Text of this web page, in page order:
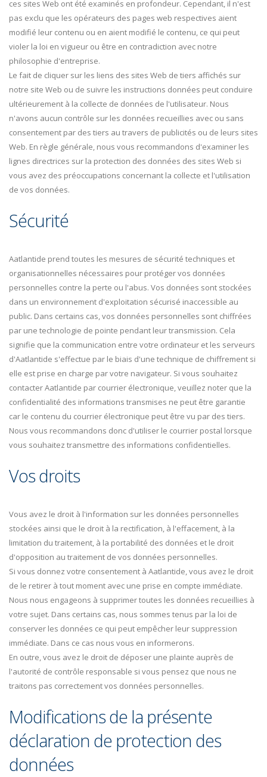
ces sites Web ont été examinés en profondeur. Cependant, il n'est
pas exclu que les opérateurs des pages web respectives aient
modifié leur contenu ou en aient modifié le contenu, ce qui peut
violer la loi en vigueur ou être en contradiction avec notre
philosophie d'entreprise.
Le fait de cliquer sur les liens des sites Web de tiers affichés sur
notre site Web ou de suivre les instructions données peut conduire
ultérieurement à la collecte de données de l'utilisateur. Nous
n'avons aucun contrôle sur les données recueillies avec ou sans
consentement par des tiers au travers de publicités ou de leurs sites
Web. En règle générale, nous vous recommandons d'examiner les
lignes directrices sur la protection des données des sites Web si
vous avez des préoccupations concernant la collecte et l'utilisation
de vos données.
Sécurité
Aatlantide prend toutes les mesures de sécurité techniques et
organisationnelles nécessaires pour protéger vos données
personnelles contre la perte ou l'abus. Vos données sont stockées
dans un environnement d'exploitation sécurisé inaccessible au
public. Dans certains cas, vos données personnelles sont chiffrées
par une technologie de pointe pendant leur transmission. Cela
signifie que la communication entre votre ordinateur et les serveurs
d'Aatlantide s'effectue par le biais d'une technique de chiffrement si
elle est prise en charge par votre navigateur. Si vous souhaitez
contacter Aatlantide par courrier électronique, veuillez noter que la
confidentialité des informations transmises ne peut être garantie
car le contenu du courrier électronique peut être vu par des tiers.
Nous vous recommandons donc d'utiliser le courrier postal lorsque
vous souhaitez transmettre des informations confidentielles.
Vos droits
Vous avez le droit à l'information sur les données personnelles
stockées ainsi que le droit à la rectification, à l'effacement, à la
limitation du traitement, à la portabilité des données et le droit
d'opposition au traitement de vos données personnelles.
Si vous donnez votre consentement à Aatlantide, vous avez le droit
de le retirer à tout moment avec une prise en compte immédiate.
Nous nous engageons à supprimer toutes les données recueillies à
votre sujet. Dans certains cas, nous sommes tenus par la loi de
conserver les données ce qui peut empêcher leur suppression
immédiate. Dans ce cas nous vous en informerons.
En outre, vous avez le droit de déposer une plainte auprès de
l'autorité de contrôle responsable si vous pensez que nous ne
traitons pas correctement vos données personnelles.
Modifications de la présente
déclaration de protection des
données